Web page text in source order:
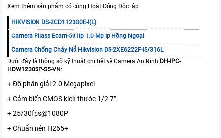
Xem thêm sản phẩm có cùng Hoặt Động Độc lập
HIKVISION DS-2CD1123G0E-I(L)
Camera Pilass Ecam-501Ip 1.0 Mp Ip Hồng Ngoại
Camera Chống Cháy Nổ Hikvision DS-2XE6222F-IS/316L
Dưới đây là thông số kỹ thuật chi tiết về Camera An Ninh DH-IPC-
HDW1230SP-S5-VN:
+ Độ phân giải 2.0 Megapixel
+ Cảm biến CMOS kích thước 1/2.7”.
+ 25/30fps@1080P
+ Chuẩn nén H265+